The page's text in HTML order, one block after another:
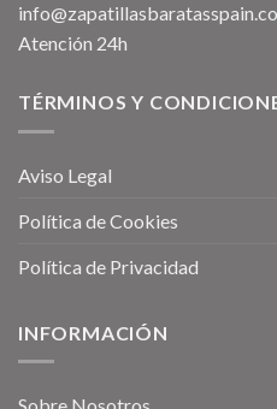
Atención 24h
TÉRMINOS Y
Aviso Legal
Política de Cookies
Política de Privacidad
INFORMACIÓN